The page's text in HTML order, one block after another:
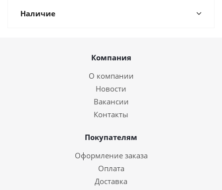
Наличие
Компания
О компании
Новости
Вакансии
Контакты
Покупателям
Оформление заказа
Оплата
Доставка